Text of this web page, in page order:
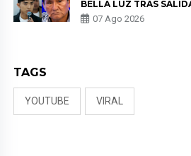
BELLA LUZ TRAS
PADRE POR POLÉMICA
NALDY SALDAÑA
07 Ago 2026
TAGS
YOUTUBE VIRAL